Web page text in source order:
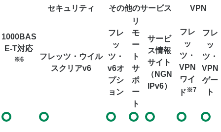
1000BAS
E-T対応
※6
セキュリティ
その他のサービス VPN
フレッツ・ウイル
スクリアv6
フレ
ッ
ツ・
v6オ
プシ
ョン
リ
モ
ー
ト
サ
ポ
ー
ト
サービ
ス情報
サイト
（NGN
IPv6）
フレ
ッ
ツ・
VPN
ワイ
ド ※7
フレ
ッ
ツ・
VPN
ゲー
ト